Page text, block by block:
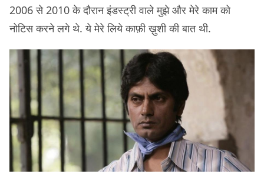
2006 से 2010 के दौरान इंडस्ट्री वाले मुझे और मेरे काम को
नोटिस करने लगे थे. ये मेरे लिये काफ़ी ख़ुशी की बात थी.